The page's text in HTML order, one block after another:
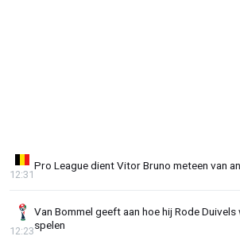
Pro League dient Vitor Bruno meteen van
12:31
Van Bommel geeft aan hoe hij Rode Duivels
spelen
12:23